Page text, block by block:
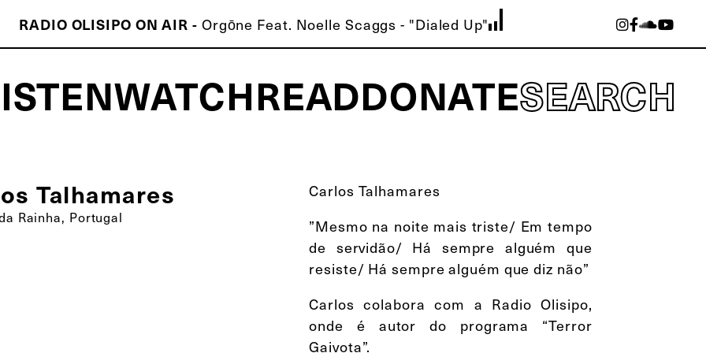
RADIO OLISIPO ON AIR - Orgōne Feat. Noelle Scaggs - "Dialed Up"
WATCHREADDONATESEARCH
Talhamares
Rainha, Portugal
Carlos Talhamares
”Mesmo na noite mais triste/ Em tempo
de servidão/ Há sempre alguém que
resiste/ Há sempre alguém que diz não”
Carlos colabora com a Radio Olisipo,
onde é autor do programa “Terror
Gaivota”.